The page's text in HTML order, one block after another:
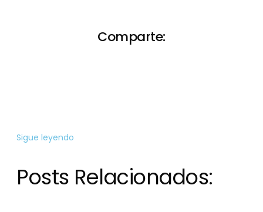
Comparte:
Sigue leyendo
Posts Relacionados: